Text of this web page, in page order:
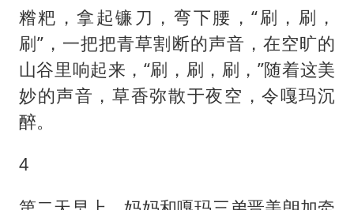
糌粑，拿起镰刀，弯下腰，“刷，刷，
刷”，一把把青草割断的声音，在空旷的
山谷里响起来，“刷，刷，刷，”随着这美
妙的声音，草香弥散于夜空，令嘎玛沉
醉。
4